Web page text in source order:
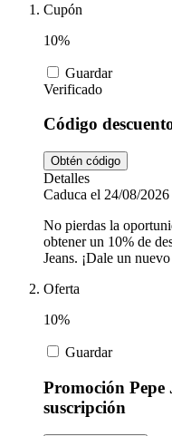
Ikea
Nike
Vueling
Salud y
Animales
Cupón
10%
Guardar
Verificado
Código
Obtén código
Detalles
Caduca el 24/08/2026
No pierdas la
obtener un 10% de
Jeans. ¡Dale un
Oferta
10%
Guardar
Promoción Pepe
suscripción